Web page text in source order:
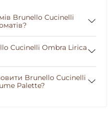
Brunello Cucinelli
Cucinelli Ombra Lirica
Brunello Cucinelli
Palette?